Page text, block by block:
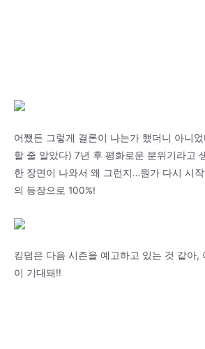
어쨌든 그렇게 결론이 나는가 했더니 아니
할 줄 알았다) 7년 후 평화로운 분위기라고
한 장면이 나와서 왜 그런지…뭔가 다시 시
의 등장으로 100%!
킹덤은 다음 시즌을 예고하고 있는 것 같아,
이 기대돼!!